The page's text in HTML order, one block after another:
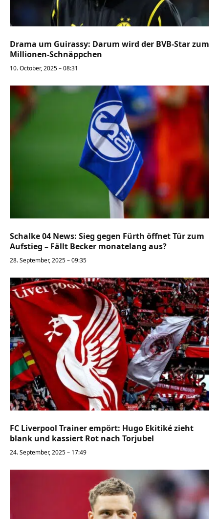
Drama um Guirassy: Darum wird der BVB-Star zum
Millionen-Schnäppchen
10. October, 2025 – 08:31
Schalke 04 News: Sieg gegen Fürth öffnet Tür zum
Aufstieg – Fällt Becker monatelang aus?
28. September, 2025 – 09:35
FC Liverpool Trainer empört: Hugo Ekitiké zieht
blank und kassiert Rot nach Torjubel
24. September, 2025 – 17:49